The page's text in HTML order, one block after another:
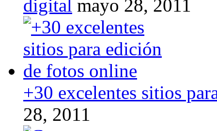
digital mayo 28, 2011
+30 excelentes sitios
28, 2011